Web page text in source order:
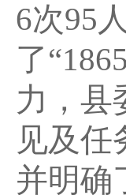
6次95
了
力，县
见及
并明确